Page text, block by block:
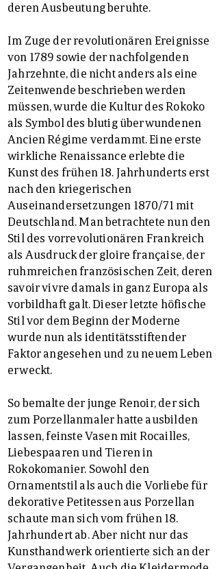
deren Ausbeutung beruhte.
Im Zuge der revolutionären Ereignisse
von 1789 sowie der nachfolgenden
Jahrzehnte, die nicht anders als eine
Zeitenwende beschrieben werden
müssen, wurde die Kultur des Rokoko
als Symbol des blutig überwundenen
Ancien Régime verdammt. Eine erste
wirkliche Renaissance erlebte die
Kunst des frühen 18. Jahrhunderts erst
nach den kriegerischen
Auseinandersetzungen 1870/71 mit
Deutschland. Man betrachtete nun den
Stil des vorrevolutionären Frankreich
als Ausdruck der gloire française, der
ruhmreichen französischen Zeit, deren
savoir vivre damals in ganz Europa als
vorbildhaft galt. Dieser letzte höfische
Stil vor dem Beginn der Moderne
wurde nun als identitätsstiftender
Faktor angesehen und zu neuem Leben
erweckt.
So bemalte der junge Renoir, der sich
zum Porzellanmaler hatte ausbilden
lassen, feinste Vasen mit Rocailles,
Liebespaaren und Tieren in
Rokokomanier. Sowohl den
Ornamentstil als auch die Vorliebe für
dekorative Petitessen aus Porzellan
schaute man sich vom frühen 18.
Jahrhundert ab. Aber nicht nur das
Kunsthandwerk orientierte sich an der